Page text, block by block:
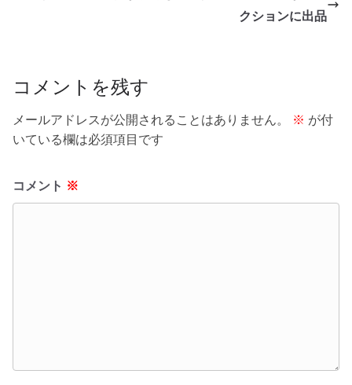
クションに出品
コメントを残す
メールアドレスが公開されることはありません。 ※ が付
いている欄は必須項目です
コメント ※